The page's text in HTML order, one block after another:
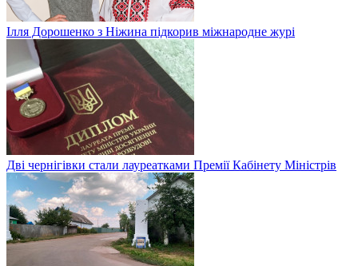
Ілля Дорошенко з Ніжина підкорив міжнародне журі
Дві чернігівки стали лауреатками Премії Кабінету Міністрів